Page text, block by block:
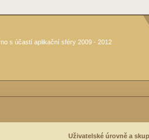
s účastí aplikační sféry 2009 - 2012
Uživatelské úrovně a